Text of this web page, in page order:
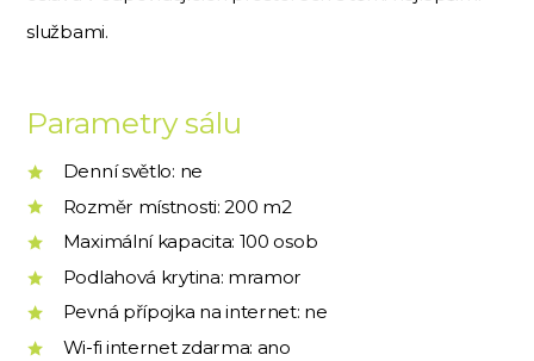
službami.
Parametry sálu
Denní světlo: ne
Rozměr místnosti: 200 m2
Maximální kapacita: 100 osob
Podlahová krytina: mramor
Pevná přípojka na internet: ne
Wi-fi internet zdarma: ano